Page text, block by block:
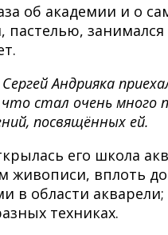
об академии и о
пастелью,
Андрияка
что стал очень много
посвящённых ей.
его школа
живописи, вплоть
в области
техниках.